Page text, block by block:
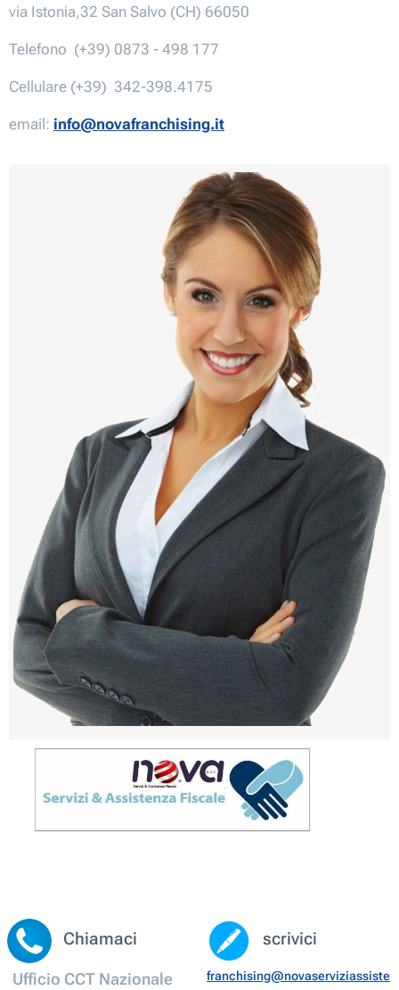
via Istonia,32 San Salvo (CH) 66050
Telefono (+39) 0873 - 498 177
Cellulare (+39) 342-398.4175
email: info@novafranchising.it
Chiamaci
Ufficio CCT Nazionale
scrivici
franchising@novaserviziassiste